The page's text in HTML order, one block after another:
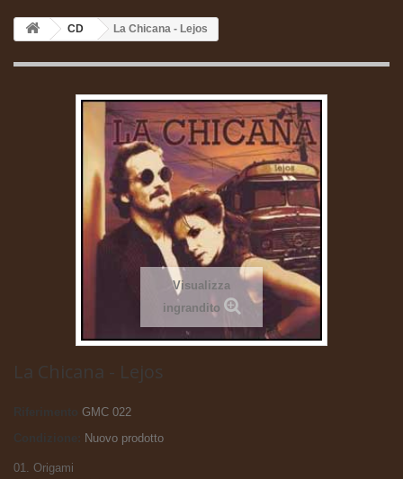
CD La Chicana - Lejos
Visualizza
ingrandito
La Chicana - Lejos
Riferimento
GMC 022
Nuovo prodotto
01. Origami